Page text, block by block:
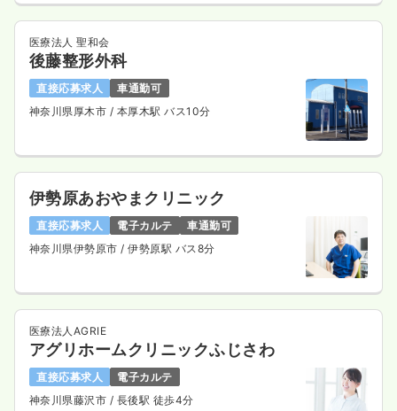
医療法人 聖和会
後藤整形外科
直接応募求人
車通勤可
神奈川県厚木市 / 本厚木駅 バス10分
伊勢原あおやまクリニック
直接応募求人 電子カルテ
車通勤可
神奈川県伊勢原市 / 伊勢原駅 バス8分
医療法人AGRIE
アグリホームクリニックふじさわ
直接応募求人
電子カルテ
神奈川県藤沢市 / 長後駅 徒歩4分